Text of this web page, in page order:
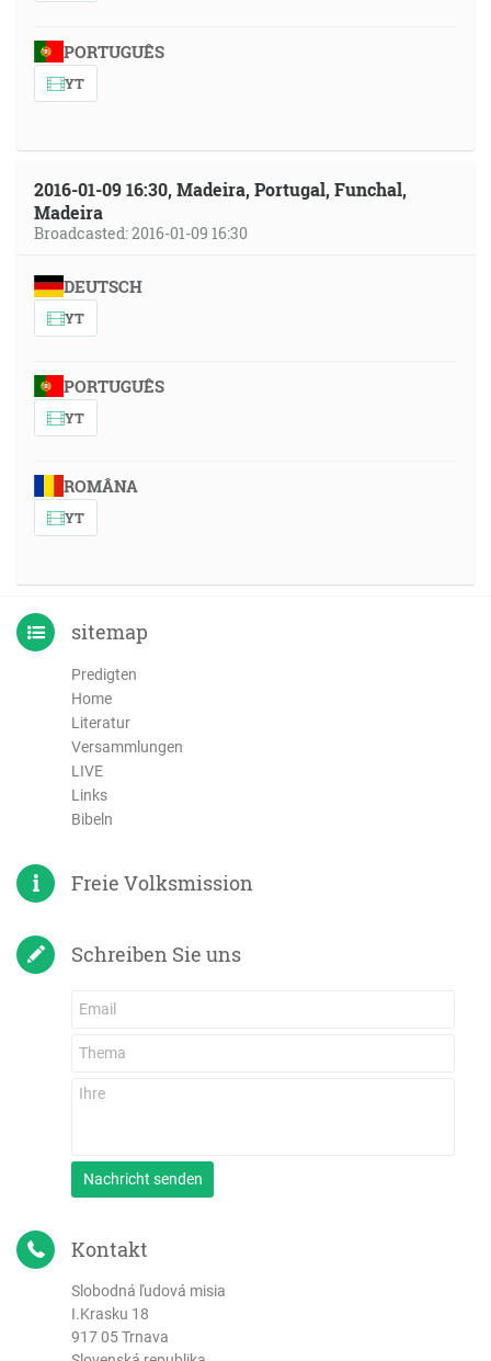
PORTUGUÊS
YT
2016-01-09 16:30, Madeira, Portugal, Funchal,
Madeira
Broadcasted: 2016-01-09 16:30
DEUTSCH
YT
PORTUGUÊS
YT
ROMÂNA
YT
sitemap
Predigten
Home
Literatur
Versammlungen
LIVE
Links
Bibeln
Freie Volksmission
Schreiben Sie uns
Nachricht senden
Kontakt
Slobodná ľudová misia
I.Krasku 18
917 05 Trnava